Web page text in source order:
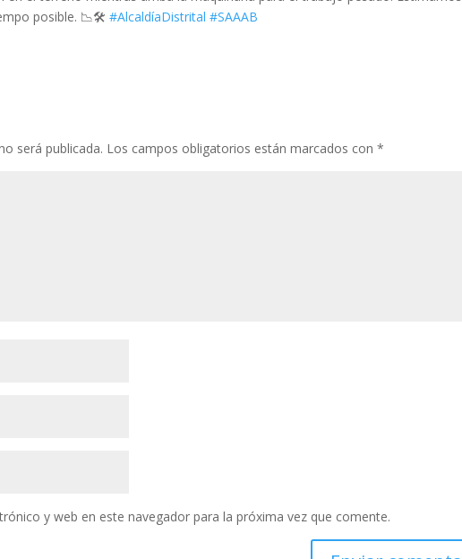
posible. 📉🛠️#AlcaldíaDistrital #SAAAB
será publicada. Los campos obligatorios están marcados con*
y web en este navegador para la próxima vez que comente.